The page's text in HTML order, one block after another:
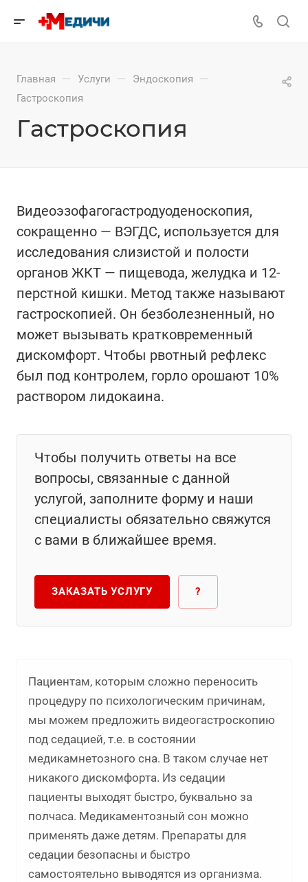
Главная — Услуги — Эндоскопия —
Гастроскопия
Гастроскопия
Видеоэзофагогастродуоденоскопия,
сокращенно — ВЭГДС, используется для
исследования слизистой и полости
органов ЖКТ — пищевода, желудка и 12-
перстной кишки. Метод также называют
гастроскопией. Он безболезненный, но
может вызывать кратковременный
дискомфорт. Чтобы рвотный рефлекс
был под контролем, горло орошают 10%
раствором лидокаина.
Чтобы получить ответы на все
вопросы, связанные с данной
услугой, заполните форму и наши
специалисты обязательно свяжутся
с вами в ближайшее время.
ЗАКАЗАТЬ УСЛУГУ ?
Пациентам, которым сложно переносить
процедуру по психологическим причинам,
мы можем предложить видеогастроскопию
под седацией, т.е. в состоянии
медикамнетозного сна. В таком случае нет
никакого дискомфорта. Из седации
пациенты выходят быстро, буквально за
полчаса. Медикаментозный сон можно
применять даже детям. Препараты для
седации безопасны и быстро
самостоятельно выводятся из организма.